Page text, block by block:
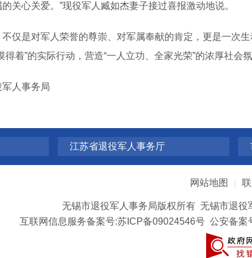
关心关爱。”现役军人臧如杰妻子接过喜报激动地说。
是对军人荣誉的尊崇、对军属奉献的肯定，更是一次
得着”的实际行动，营造“一人立功、全家光荣”的浓厚社会
人事务局
江苏省退役军人事务厅
网站地图
无锡市退役军人事务局版权所有 无锡市退役
互联网信息服务备案号:苏ICP备09024546号 公安备案